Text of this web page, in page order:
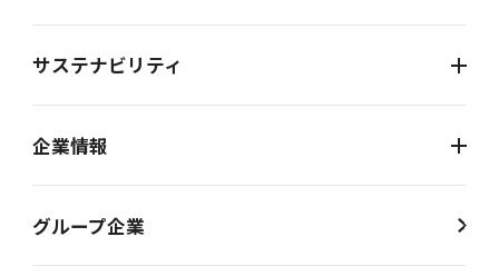
サステナビリティ
企業情報
グループ企業